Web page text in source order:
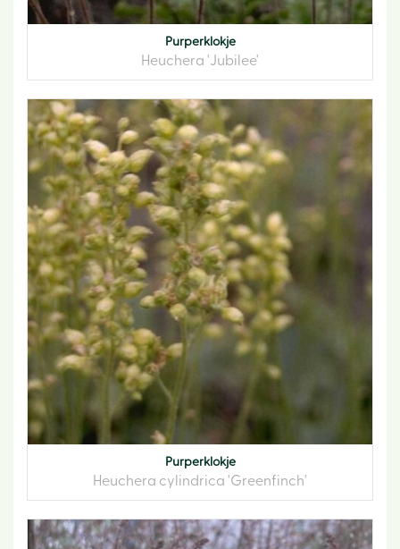
Purperklokje
Heuchera 'Jubilee'
Purperklokje
Heuchera cylindrica 'Greenfinch'